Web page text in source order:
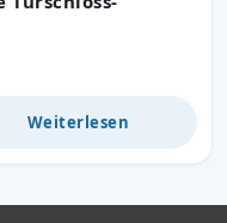
Weiterlesen